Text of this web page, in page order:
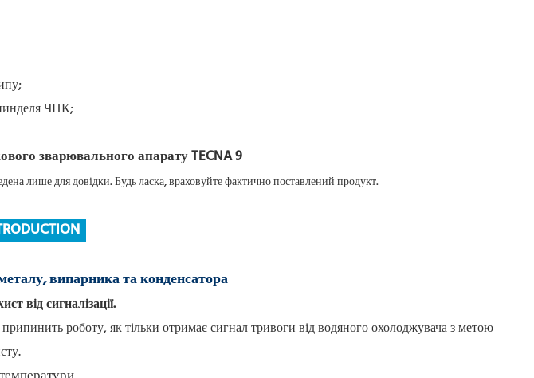
ЧПК;
лише для довідки. Будь ласка, враховуйте фактично поставлений продукт.
випарника та конденсатора
від сигналізації.
роботу, як тільки отримає сигнал тривоги від водяного охолоджувача з метою